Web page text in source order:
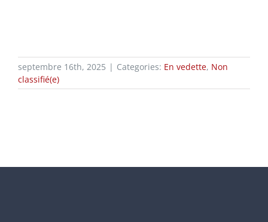
septembre 16th, 2025 | Categories: En vedette, Non
classifié(e)